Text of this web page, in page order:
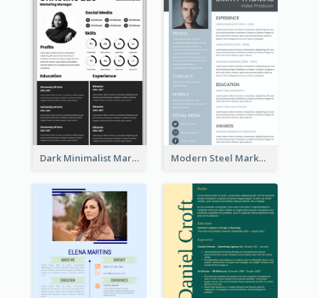
Dark Minimalist Marketing Manager Resume Modern Steel Marketer Resume